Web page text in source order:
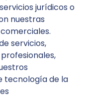
jurídicos o
nuestras
servicios,
tecnología de la